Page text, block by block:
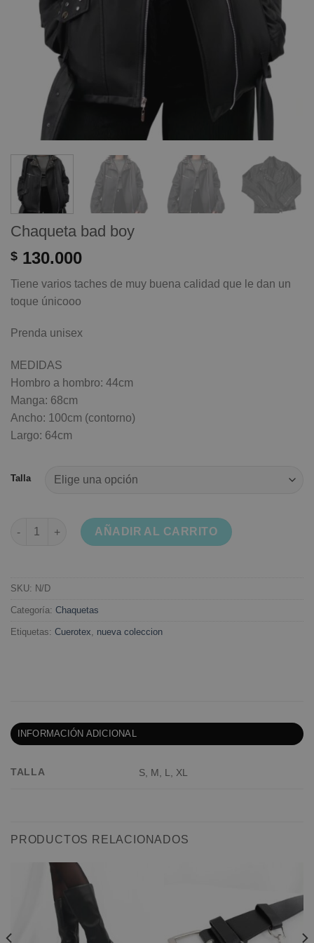
Chaqueta bad boy
$ 130.000
Tiene varios taches de muy buena calidad que le dan un
toque únicooo
Prenda unisex
MEDIDAS
Hombro a hombro: 44cm
Manga: 68cm
Ancho: 100cm (contorno)
Largo: 64cm
Talla
Chaqueta bad boy cantidad
AÑADIR AL CARRITO
SKU: N/D
Categoría: Chaquetas
Etiquetas: Cuerotex nueva coleccion
INFORMACIÓN ADICIONAL
TALLA S, M, L, XL
PRODUCTOS RELACIONADOS